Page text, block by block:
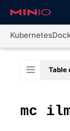
Kubernetes
Table
mc